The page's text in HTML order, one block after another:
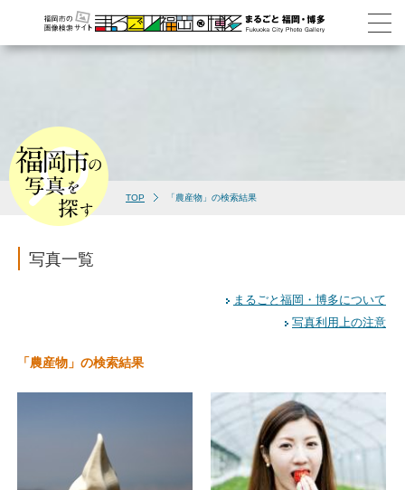
TOP 「農産物」の検索結果
写真一覧
「農産物」の検索結果
まるごと福岡・博多について
写真利用上の注意